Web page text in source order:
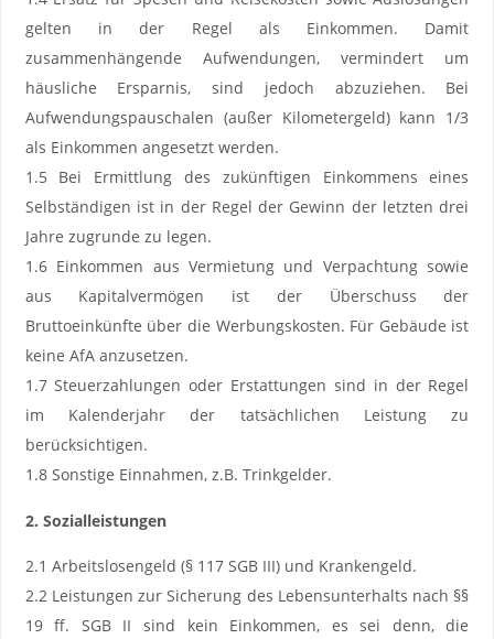
gelten in der Regel als Einkommen. Damit
zusammenhängende Aufwendungen, vermindert um
häusliche Ersparnis, sind jedoch abzuziehen. Bei
Aufwendungspauschalen (außer Kilometergeld) kann 1/3
als Einkommen angesetzt werden.
1.5 Bei Ermittlung des zukünftigen Einkommens eines
Selbständigen ist in der Regel der Gewinn der letzten drei
Jahre zugrunde zu legen.
1.6 Einkommen aus Vermietung und Verpachtung sowie
aus Kapitalvermögen ist der Überschuss der
Bruttoeinkünfte über die Werbungskosten. Für Gebäude ist
keine AfA anzusetzen.
1.7 Steuerzahlungen oder Erstattungen sind in der Regel
im Kalenderjahr der tatsächlichen Leistung zu
berücksichtigen.
1.8 Sonstige Einnahmen, z.B. Trinkgelder.
2. Sozialleistungen
2.1 Arbeitslosengeld (§ 117 SGB III) und Krankengeld.
2.2 Leistungen zur Sicherung des Lebensunterhalts nach §§
19 ff. SGB II sind kein Einkommen, es sei denn, die